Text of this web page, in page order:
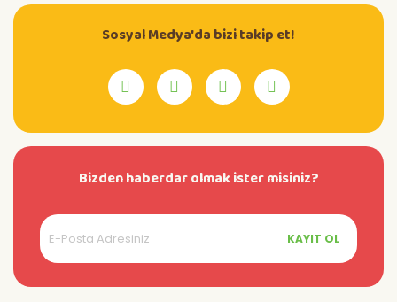
Sosyal Medya'da bizi takip et!
Bizden haberdar olmak ister misiniz?
KAYIT OL